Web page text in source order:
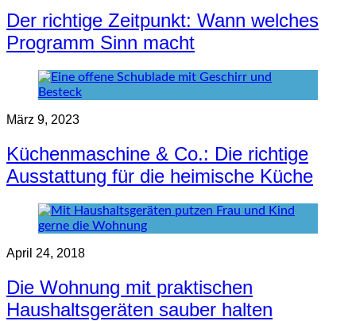
Der richtige Zeitpunkt: Wann welches
Programm Sinn macht
März 9, 2023
Küchenmaschine & Co.: Die richtige
Ausstattung für die heimische Küche
April 24, 2018
Die Wohnung mit praktischen
Haushaltsgeräten sauber halten